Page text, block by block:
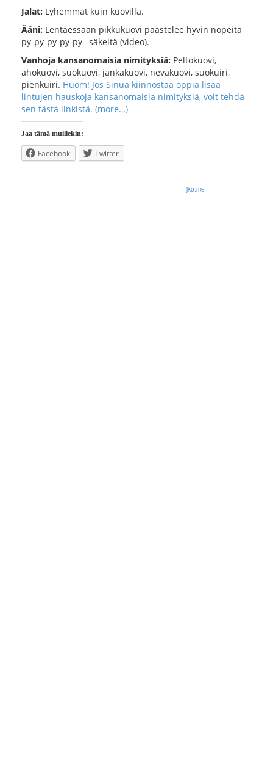
Jalat: Lyhemmät kuin kuovilla.
Ääni: Lentäessään pikkukuovi päästelee hyvin nopeita
py-py-py-py-py –säkeitä (video).
Vanhoja kansanomaisia nimityksiä: Peltokuovi,
ahokuovi, suokuovi, jänkäkuovi, nevakuovi, suokuiri,
pienkuiri. Huom! Jos Sinua kiinnostaa oppia lisää
lintujen hauskoja kansanomaisia nimityksiä, voit tehdä
sen tästä linkistä. (more…)
Jaa tämä muillekin:
Facebook Twitter
jko.me